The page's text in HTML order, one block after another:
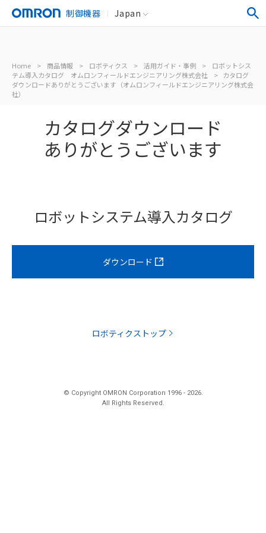
制御機器 Japan
Home > 商品情報 > ロボティクス > 活用ガイド・事例 >
ロボットシス
テム導入カタログ オムロンフィールドエンジニアリング株式会社
>
カタログ
ダウンロードありがとうございます（オムロンフィールドエンジニアリング株式会
社）
カタログダウンロード
ありがとうございます
ロボットシステム導入カタログ
ダウンロード
ロボティクストップ
© Copyright OMRON Corporation 1996 - 2026.
All Rights Reserved.